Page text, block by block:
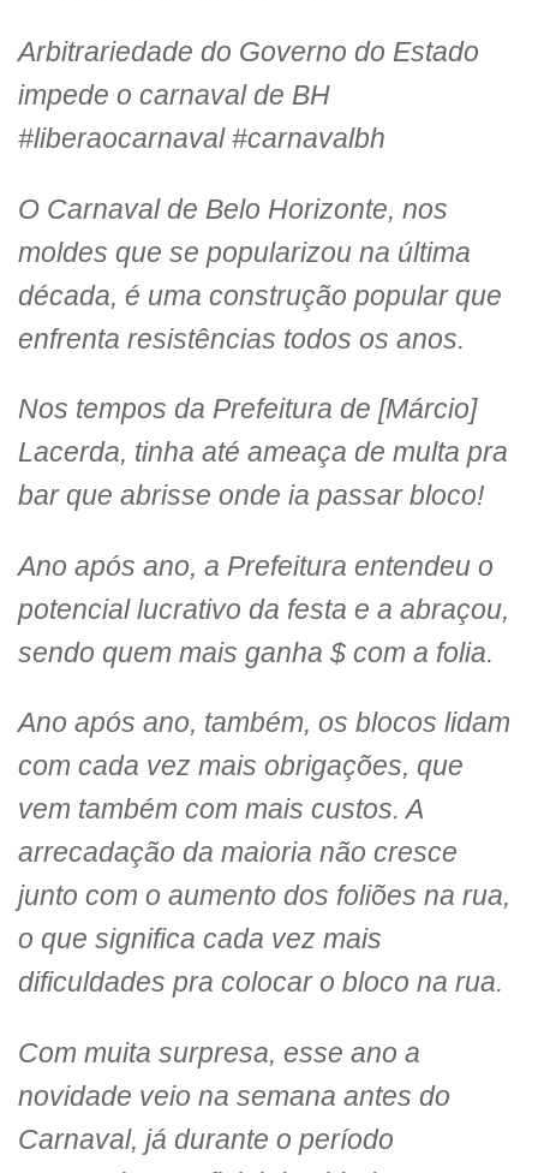
Arbitrariedade do Governo do Estado
impede o carnaval de BH
#liberaocarnaval #carnavalbh
O Carnaval de Belo Horizonte, nos
moldes que se popularizou na última
década, é uma construção popular que
enfrenta resistências todos os anos.
Nos tempos da Prefeitura de [Márcio]
Lacerda, tinha até ameaça de multa pra
bar que abrisse onde ia passar bloco!
Ano após ano, a Prefeitura entendeu o
potencial lucrativo da festa e a abraçou,
sendo quem mais ganha $ com a folia.
Ano após ano, também, os blocos lidam
com cada vez mais obrigações, que
vem também com mais custos. A
arrecadação da maioria não cresce
junto com o aumento dos foliões na rua,
o que significa cada vez mais
dificuldades pra colocar o bloco na rua.
Com muita surpresa, esse ano a
novidade veio na semana antes do
Carnaval, já durante o período